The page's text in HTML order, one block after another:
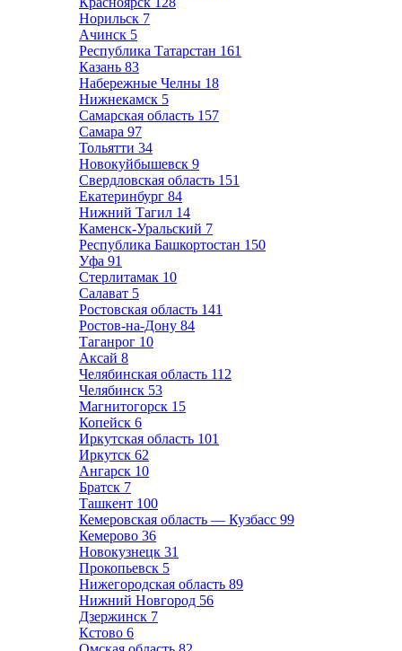
Норильск 7
Ачинск 5
Республика Татарстан 161
Казань 83
Набережные Челны 18
Нижнекамск 5
Самарская область 157
Самара 97
Тольятти 34
Новокуйбышевск 9
Свердловская область 151
Екатеринбург 84
Нижний Тагил 14
Каменск-Уральский 7
Республика Башкортостан 150
Уфа 91
Стерлитамак 10
Салават 5
Ростовская область 141
Ростов-на-Дону 84
Таганрог 10
Аксай 8
Челябинская область 112
Челябинск 53
Магнитогорск 15
Копейск 6
Иркутская область 101
Иркутск 62
Ангарск 10
Братск 7
Ташкент 100
Кемеровская область — Кузбасс 99
Кемерово 36
Новокузнецк 31
Прокопьевск 5
Нижегородская область 89
Нижний Новгород 56
Дзержинск 7
Кстово 6